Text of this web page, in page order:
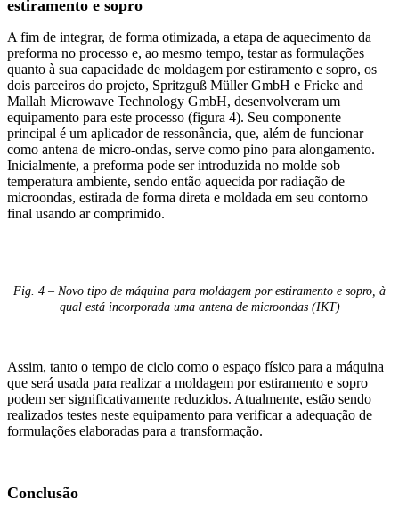
estiramento e sopro
A fim de integrar, de forma otimizada, a etapa de aquecimento da
preforma no processo e, ao mesmo tempo, testar as formulações
quanto à sua capacidade de moldagem por estiramento e sopro, os
dois parceiros do projeto, Spritzguß Müller GmbH e Fricke and
Mallah Microwave Technology GmbH, desenvolveram um
equipamento para este processo (figura 4). Seu componente
principal é um aplicador de ressonância, que, além de funcionar
como antena de micro-ondas, serve como pino para alongamento.
Inicialmente, a preforma pode ser introduzida no molde sob
temperatura ambiente, sendo então aquecida por radiação de
microondas, estirada de forma direta e moldada em seu contorno
final usando ar comprimido.
Fig. 4 – Novo tipo de máquina para moldagem por estiramento e sopro, à
qual está incorporada uma antena de microondas (IKT)​​​​​​​
Assim, tanto o tempo de ciclo como o espaço físico para a máquina
que será usada para realizar a moldagem por estiramento e sopro
podem ser significativamente reduzidos. Atualmente, estão sendo
realizados testes neste equipamento para verificar a adequação de
formulações elaboradas para a transformação.
Conclusão